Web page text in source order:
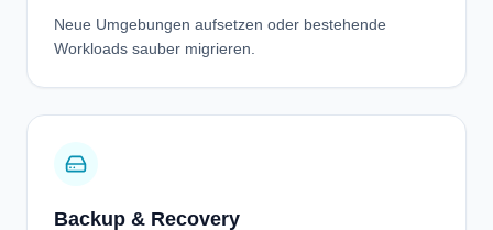
Neue Umgebungen aufsetzen oder bestehende
Workloads sauber migrieren.
Backup & Recovery